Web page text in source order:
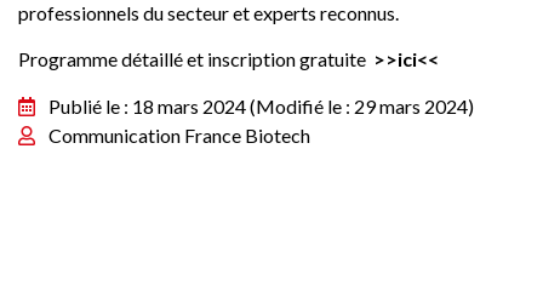
professionnels du secteur et experts reconnus.
Programme détaillé et inscription gratuite >>ici<<
Publié le : 18 mars 2024(Modifié le : 29 mars 2024)
Communication France Biotech